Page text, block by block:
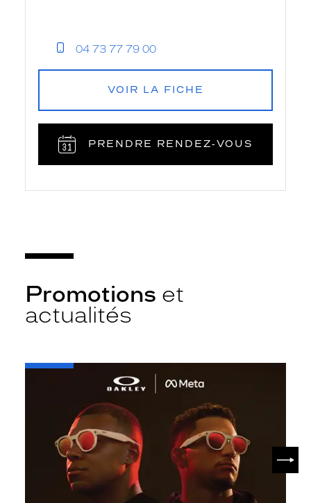
04 73 77 79 00
VOIR LA FICHE
PRENDRE RENDEZ‑VOUS
Promotions et
actualités
-